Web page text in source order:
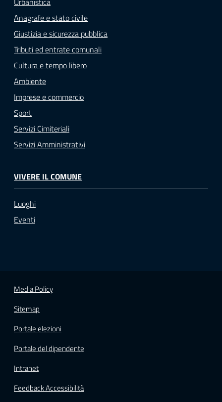
Anagrafe e stato civile
Giustizia e sicurezza pubblica
Tributi ed entrate comunali
Cultura e tempo libero
Ambiente
Imprese e commercio
Sport
Servizi Cimiteriali
Servizi Amministrativi
VIVERE IL COMUNE
Luoghi
Eventi
Media Policy
Sitemap
Portale elezioni
Portale del dipendente
Intranet
Feedback Accessibilità